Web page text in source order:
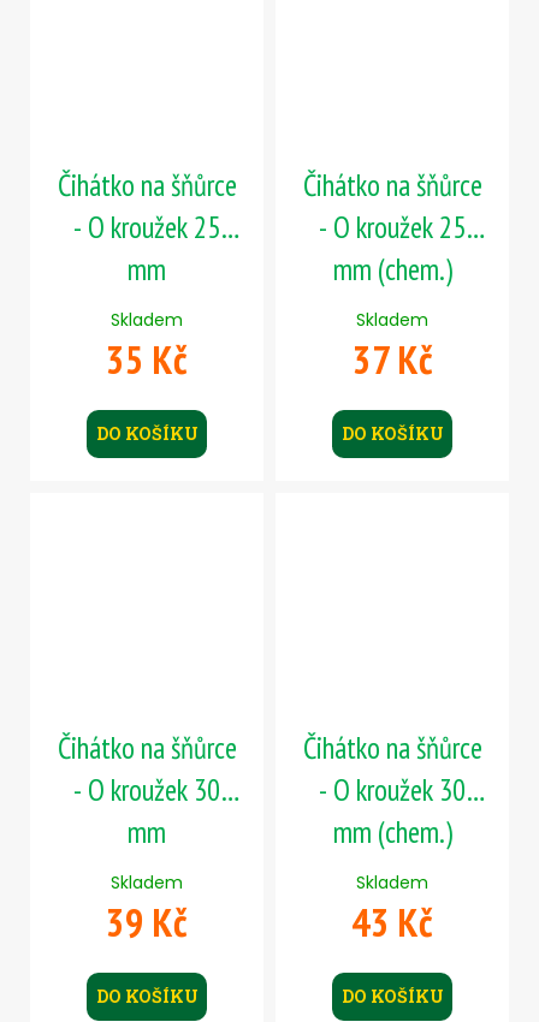
Čihátko na šňůrce
- O kroužek 25
mm
Skladem
35 Kč
DO KOŠÍKU
Čihátko na šňůrce
- O kroužek 25
mm (chem.)
Skladem
37 Kč
DO KOŠÍKU
Čihátko na šňůrce
- O kroužek 30
mm
Skladem
39 Kč
DO KOŠÍKU
Čihátko na šňůrce
- O kroužek 30
mm (chem.)
Skladem
43 Kč
DO KOŠÍKU